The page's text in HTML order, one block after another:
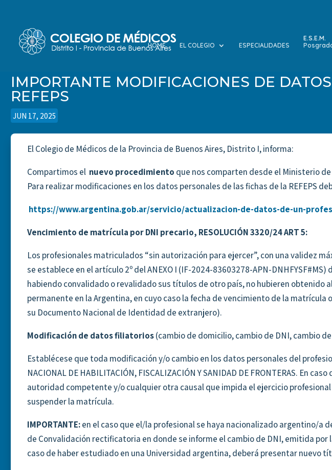
HOME EL COLEGIO ESPECIALIDADES
E.S.E.M.
IMPORTANTE MODIFICACIONES DE
REFEPS
POR |
JUN 17, 2025
El Colegio de Médicos de la Provincia de Buenos Aires, Distrito I, informa:
Compartimos el nuevo procedimiento que nos comparten desde el Ministerio
Para realizar modificaciones en los datos personales de las fichas de la REFEPS
https://www.argentina.gob.ar/servicio/actualizacion-de-datos-de-un-
Vencimiento de matrícula por DNI precario, RESOLUCIÓN 3320/24 ART 5:
Los profesionales matriculados “sin autorización para ejercer”, con una validez
se establece en el artículo 2º del ANEXO I (IF-2024-83603278-APN-
habiendo convalidado o revalidado sus títulos de otro país, no hubieren obtenido
permanente en la Argentina, en cuyo caso la fecha de vencimiento de la
su Documento Nacional de Identidad de extranjero).
Modificación de datos filiatorios(cambio de domicilio, cambio de DNI, cambio
Establécese que toda modificación y/o cambio en los datos personales del
NACIONAL DE HABILITACIÓN, FISCALIZACIÓN Y SANIDAD DE FRONTERAS. En
autoridad competente y/o cualquier otra causal que impida el ejercicio
suspender la matrícula.
IMPORTANTE:en el caso que el/la profesional se haya nacionalizado argentino/a
de Convalidación rectificatoria en donde se informe el cambio de DNI, emitida por
caso de haber estudiado en una Universidad argentina, deberá presentar nuevo